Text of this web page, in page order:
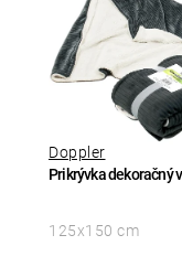
Prikrývka dekoračný
Doppler
125x150 cm